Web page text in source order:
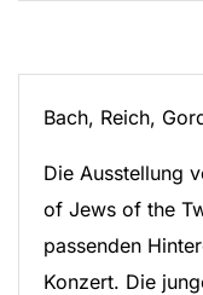
Bach, Reich,
Die Ausstellung
of Jews of the
passenden
Konzert. Die